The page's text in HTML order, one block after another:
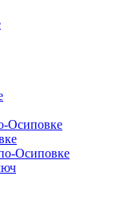
Осиповке
Осиповке